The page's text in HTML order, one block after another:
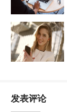
发表评论